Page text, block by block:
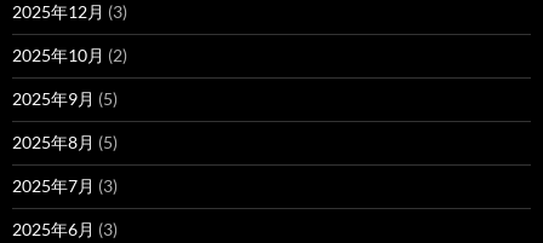
2025年12月 (3)
2025年10月 (2)
2025年9月 (5)
2025年8月 (5)
2025年7月 (3)
2025年6月 (3)